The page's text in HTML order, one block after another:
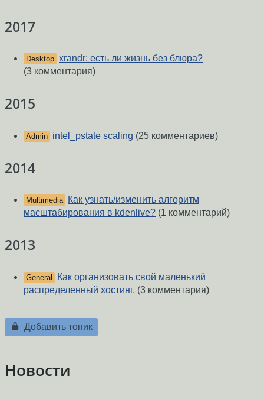
2017
Desktop xrandr: есть ли жизнь без блюра?
(3 комментария)
2015
Admin intel_pstate scaling (25 комментариев)
2014
Multimedia
Как узнать/изменить алгоритм
масштабирования в kdenlive? (1 комментарий)
2013
General
Как организовать свой маленький
распределенный хостинг. (3 комментария)
Добавить топик
Новости